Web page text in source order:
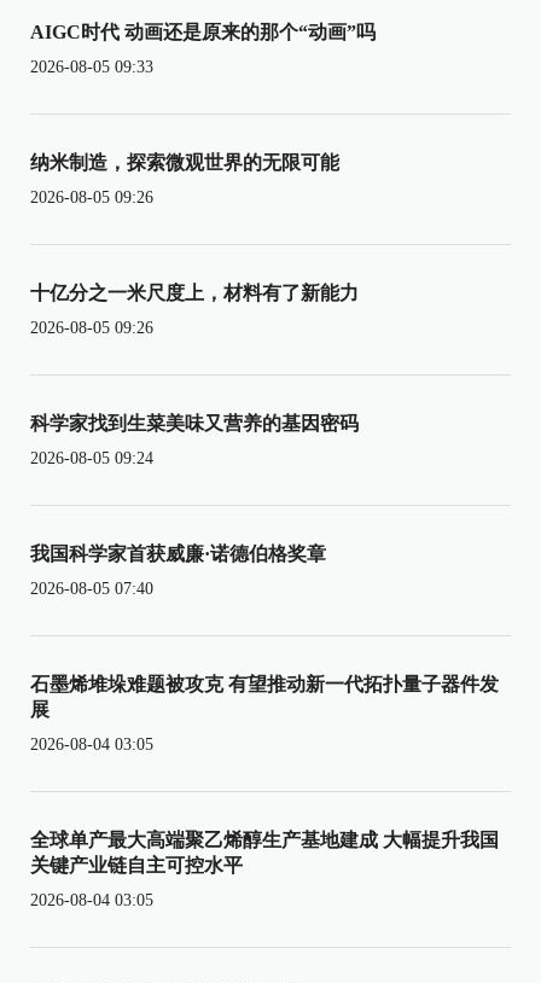
AIGC时代 动画还是原来的那个“动画”吗
2026-08-05 09:33
纳米制造，探索微观世界的无限可能
2026-08-05 09:26
十亿分之一米尺度上，材料有了新能力
2026-08-05 09:26
科学家找到生菜美味又营养的基因密码
2026-08-05 09:24
我国科学家首获威廉·诺德伯格奖章
2026-08-05 07:40
石墨烯堆垛难题被攻克 有望推动新一代拓扑量子器件发
展
2026-08-04 03:05
全球单产最大高端聚乙烯醇生产基地建成 大幅提升我国
关键产业链自主可控水平
2026-08-04 03:05